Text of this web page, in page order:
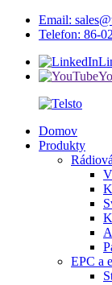
Email:
Telefon: 86-
Domov
Produkty
EPC a